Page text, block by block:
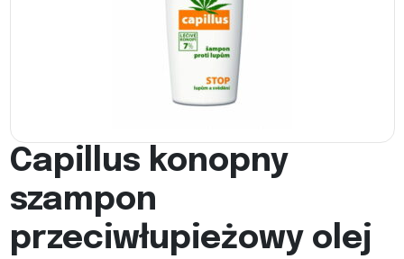
Capillus konopny
szampon
przeciwłupieżowy olej